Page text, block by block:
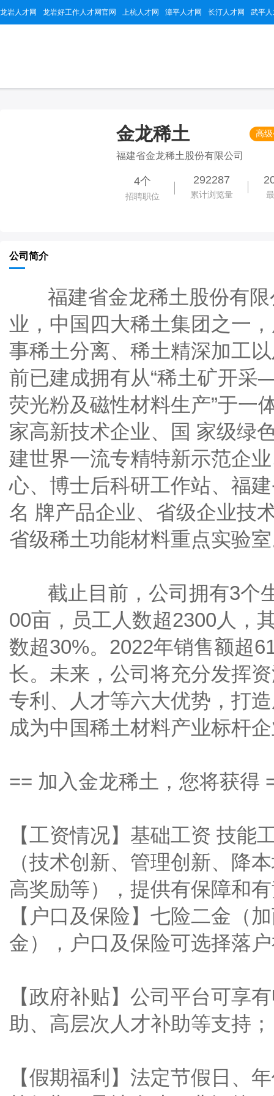
龙岩人才网 龙岩好工作人才网官网 上杭人才网 漳平人才网 长汀人才网 武平
金龙稀土
福建省金龙稀土股份有限公司
高
4个
招聘职位
292287
累计浏览量
公司简介
福建省金龙稀土股份有限
业，中国四大稀土集团之一
事稀土分离、稀土精深加工
前已建成拥有从“稀土矿开
荧光粉及磁性材料生产”于一
家高新技术企业、国 家级绿
建世界一流专精特新示范企
心、博士后科研工作站、福
名 牌产品企业、省级企业技
省级稀土功能材料重点实验
截止目前，公司拥有3个
00亩，员工人数超2300人，
数超30%。2022年销售额超
长。未来，公司将充分发挥
专利、人才等六大优势，打
成为中国稀土材料产业标杆
== 加入金龙稀土，您将获得
【工资情况】基础工资 技能
（技术创新、管理创新、降
高奖励等），提供有保障和
【户口及保险】七险二金（
金），户口及保险可选择落
【政府补贴】公司平台可享
助、高层次人才补助等支持；
【假期福利】法定节假日、